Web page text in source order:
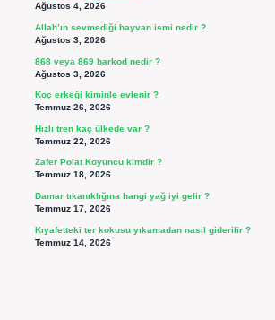
Ağustos 4, 2026
Allah’ın sevmediği hayvan ismi nedir ?
Ağustos 3, 2026
868 veya 869 barkod nedir ?
Ağustos 3, 2026
Koç erkeği kiminle evlenir ?
Temmuz 26, 2026
Hızlı tren kaç ülkede var ?
Temmuz 22, 2026
Zafer Polat Koyuncu kimdir ?
Temmuz 18, 2026
Damar tıkanıklığına hangi yağ iyi gelir ?
Temmuz 17, 2026
Kıyafetteki ter kokusu yıkamadan nasıl giderilir ?
Temmuz 14, 2026